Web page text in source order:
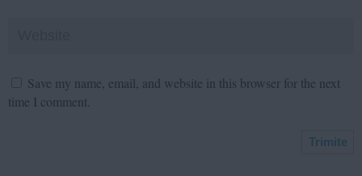
Save my name, email, and website in this browser for the next
time I comment.